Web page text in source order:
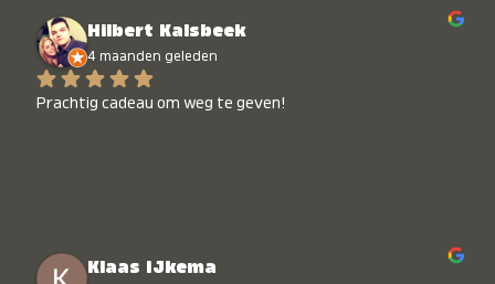
Hilbert Kalsbeek
4 maanden geleden
Prachtig cadeau om weg te geven!
Klaas IJkema